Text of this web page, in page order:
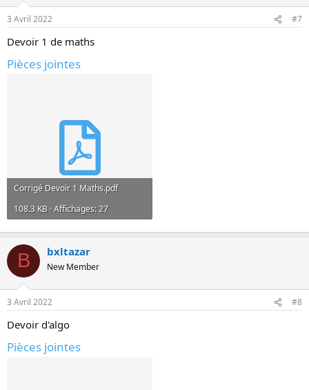
s
3 Avril 2022 #7
Devoir 1 de maths
Pièces jointes
Corrigé Devoir 1 Maths.pdf
108.3 KB · Affichages: 27
B bxltazar
New Member
3 Avril 2022 #8
Devoir d'algo
Pièces jointes